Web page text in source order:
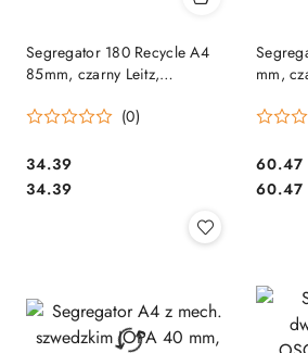
Segregator 180 Recycle A4
85mm, czarny Leitz,
(0)
Cena:
34.39
Cena:
34.39
mm,
Cena:
60.47
Cena:
60.47